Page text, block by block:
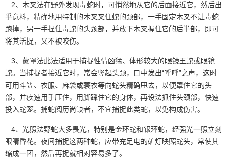
2、木叉法在野外发现毒蛇时，可悄然地从它的后面接近它，然后出
乎意料，精确地用特制的木叉叉住蛇的颈部，一手固定木叉不让毒蛇
跑掉，另一手捏住毒蛇的头颈部，并放下木叉握住它的后半部，即可
将其活捉，又不被咬伤。
3、蒙罩法此法适用于捕捉性情凶猛、体形较大的眼镜王蛇或眼镜
蛇。当捕捉者接近它时，常会竖起头颈，口中发出“呼呼”之声，这时
可用斗笠、衣服、麻袋或蓑衣等向蛇头精确甩去，以便罩住它的头
部，并疾速用手压住，用脚踩住它的身体，再设法抓住头颈部，快速
投入蛇笼。捕蛇阅历尚缺者，不宜捕捉此类蛇，以免构成伤害。
4、光照法野蛇大多畏光，特别是金环蛇和银环蛇，经强光一照立刻
眼睛昏花。夜间捕捉这两种蛇，应带充足电的矿灯映照蛇头，常使其
缩成一团，然后再捉就相对容易多了。